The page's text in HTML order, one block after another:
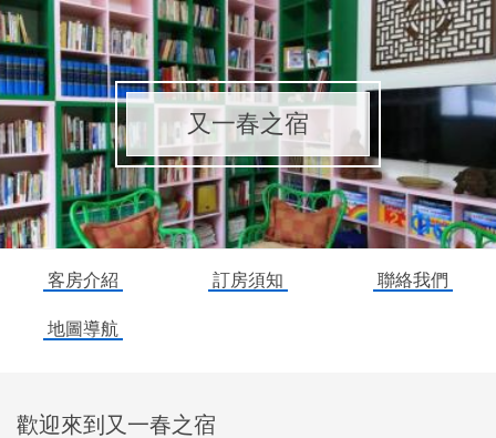
又一春之宿
客房介紹 訂房須知 聯絡我們
地圖導航
歡迎來到又一春之宿